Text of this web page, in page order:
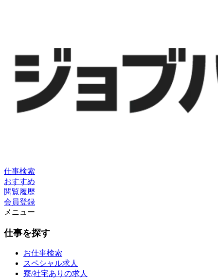
仕事検索
おすすめ
閲覧履歴
会員登録
メニュー
仕事を探す
お仕事検索
スペシャル求人
寮/社宅ありの求人